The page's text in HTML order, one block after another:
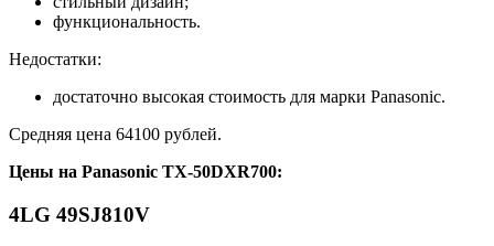
функциональность.
Недостатки:
достаточно высокая стоимость для марки Panasonic.
Средняя цена 64100 рублей.
Цены на Panasonic TX-50DXR700:
4LG 49SJ810V